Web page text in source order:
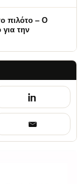
πιλότο – Ο
την